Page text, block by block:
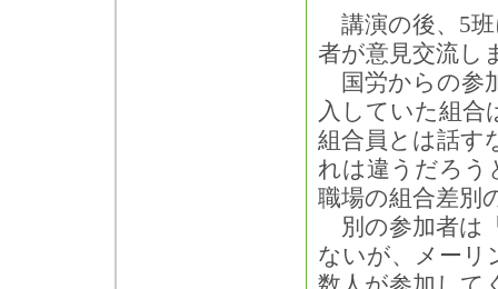
講演の後、5班
者が意見交流し
国労からの参
入していた組合
組合員とは話す
れは違うだろう
職場の組合差別
別の参加者は
ないが、メーリ